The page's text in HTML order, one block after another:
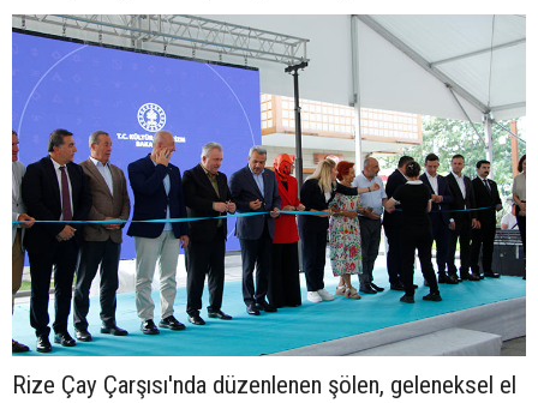
Rize Çay Çarşısı'nda düzenlenen şölen, geleneksel el